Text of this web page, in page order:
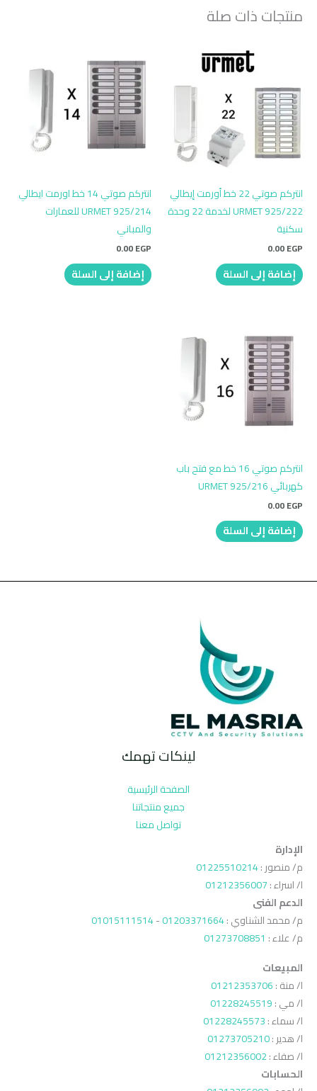
منتجات ذات صلة
انتركم صوتي 22 خط أورمت إيطالي
URMET 925/222 لخدمة 22 وحدة
سكنية
0.00EGP
إضافة إلى السلة
انتركم صوتي 14 خط اورمت ايطالي
URMET 925/214 للعمارات
والمباني
0.00EGP
إضافة إلى السلة
انتركم صوتي 16 خط مع فتح باب
كهربائي URMET 925/216
0.00EGP
إضافة إلى السلة
لينكات تهمك
الصفحة الرئيسية
جميع منتجاتنا
تواصل معنا
الإدارة
م/ منصور :01225510214
ا/ اسراء :01212356007
الدعم الفنى
م/ محمد الشناوي :01203371664
-
01015111514
م/ علاء : 01273708851
المبيعات
ا/ منة :01212353706
ا/ مي :01228245519
ا/ سماء :01228245573
ا/ هدير :01273705210
ا/ صفاء :01212356002
الحسابات